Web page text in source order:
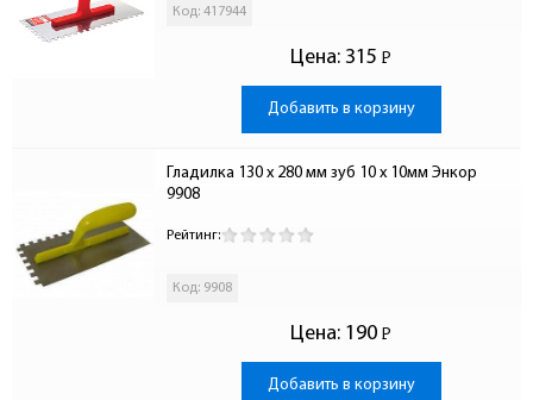
Код: 417944
Цена: 315 Р
-
Добавить в корзину
Гладилка 130 x 280 мм зуб 10 x 10мм Энкор
9908
Рейтинг:
Код: 9908
Цена: 190 Р
-
Добавить в корзину